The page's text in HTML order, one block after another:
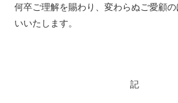
何卒ご理解を賜わり、変わらぬご愛顧
いいたします。
記